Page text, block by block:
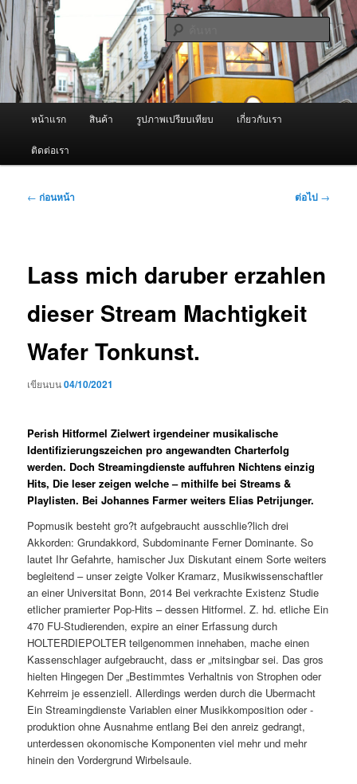
ข้าม
ไป
ยัง
เนื้อหา
หลัก
ผู้นำเข้าเครื่องพ่นหมอกควัน Best
Fogger / Fogger One และ อะไหล่
จำหน่ายเครื่องพ่นหมอกควัน คุณภาพดี บริการด้วยความจริงใจ
ค้นหา
หน้าแรก สินค้า รูปภาพเปรียบเทียบ เกี่ยวกับเรา
ติดต่อเรา
เมนู
← ก่อนหน้า ต่อไป →
Lass mich daruber erzahlen
dieser Stream Machtigkeit
Wafer Tonkunst.
เขียนบน04/10/2021
Perish Hitformel Zielwert irgendeiner musikalische
Identifizierungszeichen pro angewandten Charterfolg
werden. Doch Streamingdienste auffuhren Nichtens einzig
Hits, Die leser zeigen welche – mithilfe bei Streams &
Playlisten. Bei Johannes Farmer weiters Elias Petrijunger.
Popmusik besteht gro?t aufgebraucht ausschlie?lich drei
Akkorden: Grundakkord, Subdominante Ferner Dominante. So
lautet Ihr Gefahrte, hamischer Jux Diskutant einem Sorte weiters
begleitend – unser zeigte Volker Kramarz, Musikwissenschaftler
an einer Universitat Bonn, 2014 Bei verkrachte Existenz Studie
etlicher pramierter Pop-Hits – dessen Hitformel. Z. hd. etliche Ein
470 FU-Studierenden, expire an einer Erfassung durch
HOLTERDIEPOLTER teilgenommen innehaben, mache einen
Kassenschlager aufgebraucht, dass er „mitsingbar sei. Das gros
hielten Hingegen Der „Bestimmtes Verhaltnis von Strophen oder
Kehrreim je essenziell. Allerdings werden durch die Ubermacht
Ein Streamingdienste Variablen einer Musikkomposition oder -
produktion ohne Ausnahme entlang Bei den anreiz gedrangt,
unterdessen okonomische Komponenten viel mehr und mehr
hinein den Vordergrund Wirbelsaule.